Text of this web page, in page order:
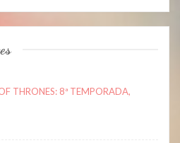
THRONES: 8ª TEMPORADA,